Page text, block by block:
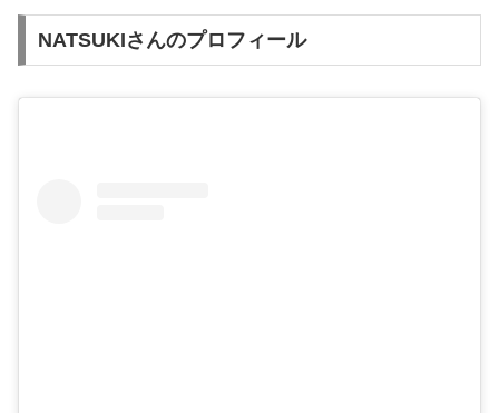
NATSUKIさんのプロフィール